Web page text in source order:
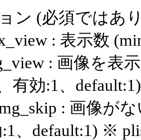
ン (必須ではあ
: 表示数
: 画像を表
有効:1、default:1)
: 画像が
、default:1) ※